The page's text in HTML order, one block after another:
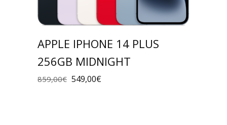
APPLE IPHONE 14 PLUS
256GB MIDNIGHT
859,00€ 549,00€